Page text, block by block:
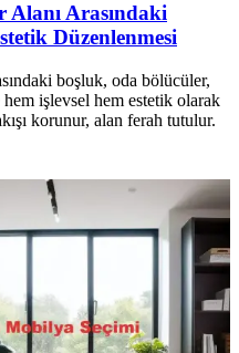
Alanı Arasındaki
Düzenlenmesi
boşluk, oda bölücüler,
işlevsel hem estetik olarak
korunur, alan ferah tutulur.